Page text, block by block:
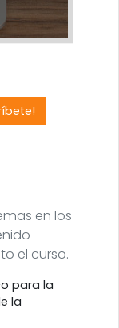
en los
el curso.
para la
la